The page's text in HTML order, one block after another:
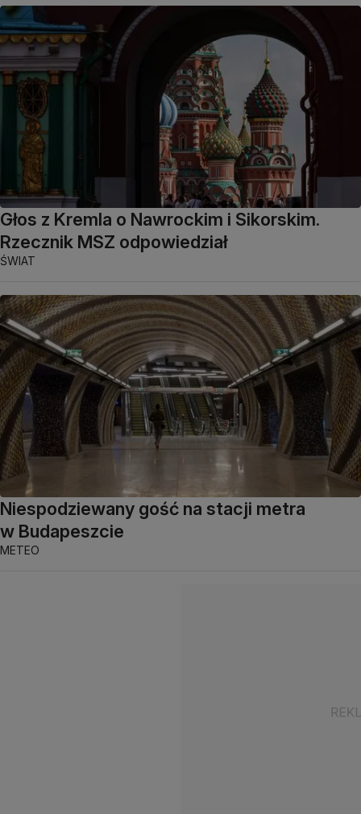
Głos z Kremla o Nawrockim i Sikorskim.
Rzecznik MSZ odpowiedział
ŚWIAT
Niespodziewany gość na stacji metra
w Budapeszcie
METEO